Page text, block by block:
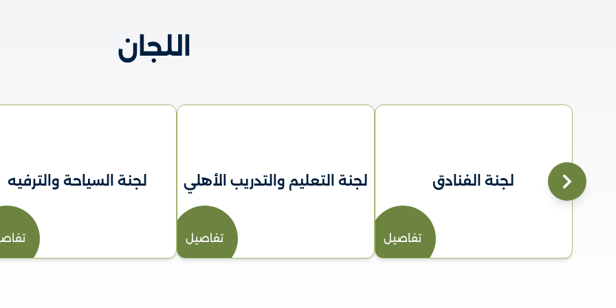
اللجان
لجنة الفنادق
تفاصيل
لجنة التعليم والتدريب الأهلي
تفاصيل
لجنة السياحة والترفيه